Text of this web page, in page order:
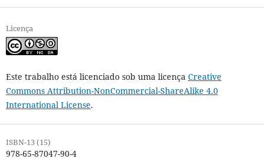
Licença
Este trabalho está licenciado sob uma licença Creative
Commons Attribution-NonCommercial-ShareAlike 4.0
International License.
ISBN-13 (15)
978-65-87047-90-4